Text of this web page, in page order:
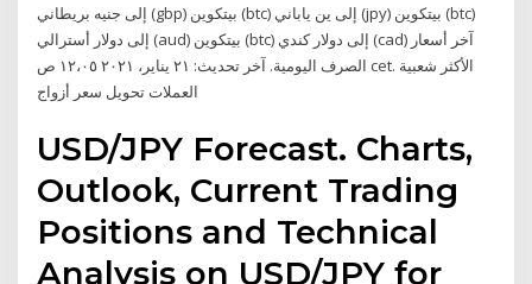
إلى جنيه بريطاني (gbp) بيتكوين (btc) إلى ين ياباني (jpy) بيتكوين (btc)
إلى دولار أسترالي (aud) بيتكوين (btc) إلى دولار كندي (cad) آخر أسعار
الصرف اليومية. آخر تحديث: ٢١ يناير، ٢٠٢١ ١٢،٠٥ ص cet. الأكثر شعبية
العملات تحويل سعر أزواج
USD/JPY Forecast. Charts,
Outlook, Current Trading
Positions and Technical
Analysis on USD/JPY for